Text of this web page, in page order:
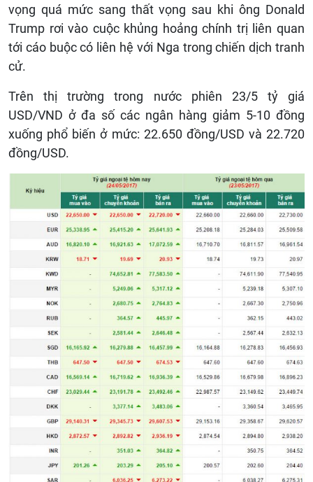
vọng quá mức sang thất vọng sau khi ông Donald
Trump rơi vào cuộc khủng hoảng chính trị liên quan
tới cáo buộc có liên hệ với Nga trong chiến dịch tranh
cử.
Trên thị trường trong nước phiên 23/5 tỷ giá
USD/VND ở đa số các ngân hàng giảm 5-10 đồng
xuống phổ biến ở mức: 22.650 đồng/USD và 22.720
đồng/USD.